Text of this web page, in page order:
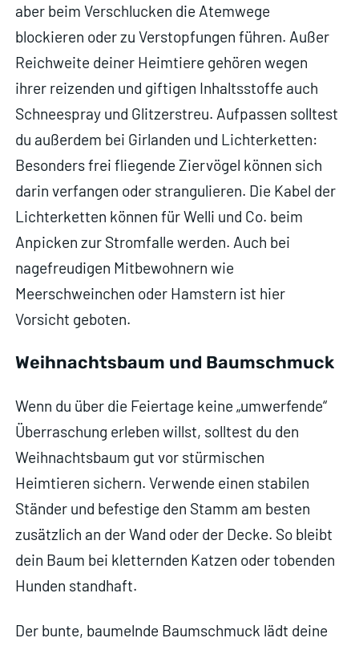
aber beim Verschlucken die Atemwege
blockieren oder zu Verstopfungen führen. Außer
Reichweite deiner Heimtiere gehören wegen
ihrer reizenden und giftigen Inhaltsstoffe auch
Schneespray und Glitzerstreu. Aufpassen solltest
du außerdem bei Girlanden und Lichterketten:
Besonders frei fliegende Ziervögel können sich
darin verfangen oder strangulieren. Die Kabel der
Lichterketten können für Welli und Co. beim
Anpicken zur Stromfalle werden. Auch bei
nagefreudigen Mitbewohnern wie
Meerschweinchen oder Hamstern ist hier
Vorsicht geboten.
Weihnachtsbaum und Baumschmuck
Wenn du über die Feiertage keine „umwerfende“
Überraschung erleben willst, solltest du den
Weihnachtsbaum gut vor stürmischen
Heimtieren sichern. Verwende einen stabilen
Ständer und befestige den Stamm am besten
zusätzlich an der Wand oder der Decke. So bleibt
dein Baum bei kletternden Katzen oder tobenden
Hunden standhaft.
Der bunte, baumelnde Baumschmuck lädt deine